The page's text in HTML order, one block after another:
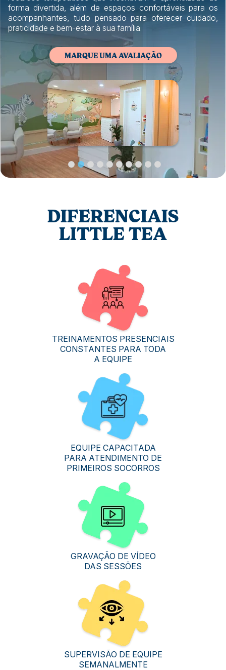
forma divertida, além de espaços confortáveis para os
acompanhantes, tudo pensado para oferecer cuidado,
praticidade e bem-estar à sua família.
MARQUE UMA AVALIAÇÃO
DIFERENCIAIS
LITTLE TEA
TREINAMENTOS PRESENCIAIS
CONSTANTES PARA TODA
A EQUIPE
EQUIPE CAPACITADA
PARA ATENDIMENTO DE
PRIMEIROS SOCORROS
GRAVAÇÃO DE VÍDEO
DAS SESSÕES
SUPERVISÃO DE EQUIPE
SEMANALMENTE